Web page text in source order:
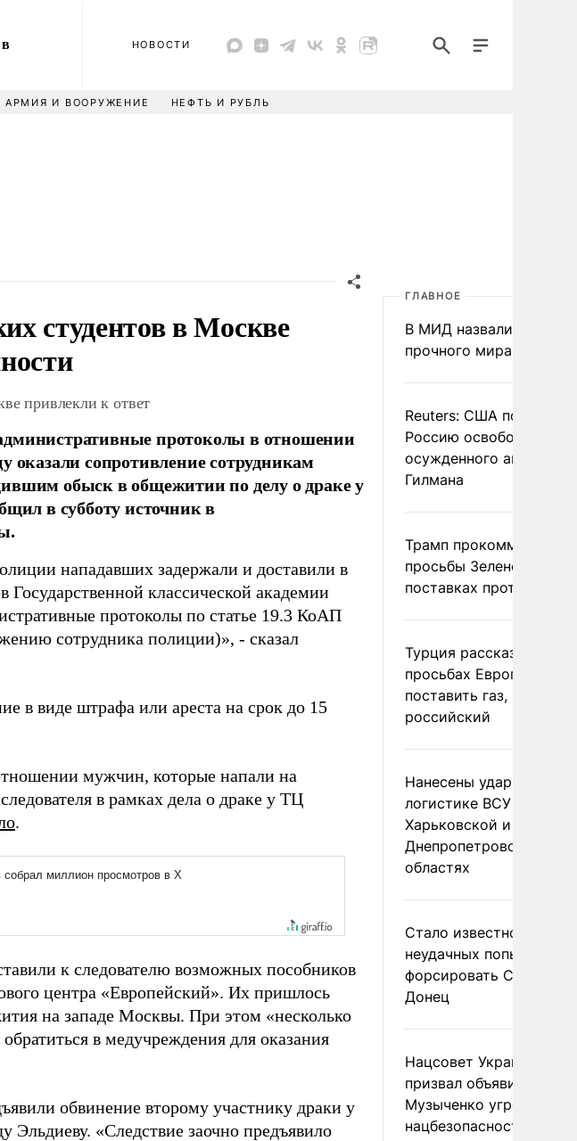
НОВОСТИ
АРМИЯ И ВООРУЖЕНИЕ НЕФТЬ И РУБЛЬ
студентов в Москве
привлекли к ответ
протоколы в отношении
оказали сопротивление сотрудникам
обыск в общежитии по делу о драке у
в субботу источник в
нападавших задержали и доставили в
Государственной классической академии
протоколы по статье 19.3 КоАП
сотрудника полиции)», - сказал
в виде штрафа или ареста на срок до 15
мужчин, которые напали на
в рамках дела о драке у ТЦ
.
к следователю возможных пособников
центра «Европейский». Их пришлось
на западе Москвы. При этом «несколько
в медучреждения для оказания
обвинение второму участнику драки у
«Следствие заочно предъявило
ГЛАВНОЕ
В МИД назвали условия
прочного мира на
Reuters: США
Россию освободить
осужденного
Гилмана
Трамп
просьбы Зеленского о
поставках
Турция рассказала о
просьбах Европы
поставить газ, но не
российский
Нанесены удары по
логистике ВСУ в
Харьковской и
Днепропетровской
областях
Стало известно о
неудачных попытках
форсировать
Донец
Нацсовет Украины по
призвал объявить
Музыченко угрозой
нацбезопасности